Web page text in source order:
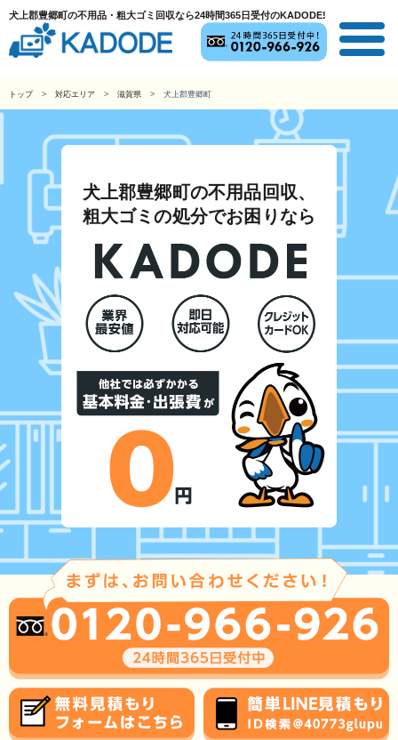
犬上郡豊郷町の不用品・粗大ゴミ回収なら24時間365日受付のKADODE!
トップ 対応エリア 滋賀県 犬上郡豊郷町
犬上郡豊郷町の不用品回収、
粗大ゴミの処分でお困りなら